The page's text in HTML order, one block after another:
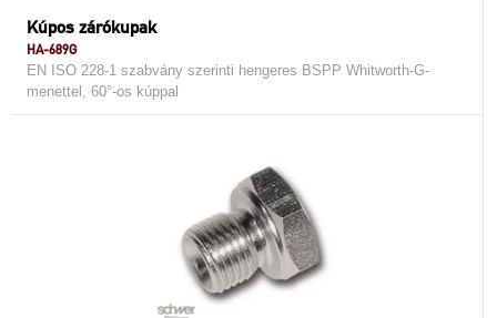
Kúpos zárókupak
HA-689G
EN ISO 228-1 szabvány szerinti hengeres BSPP Whitworth-G-
menettel, 60°-os kúppal